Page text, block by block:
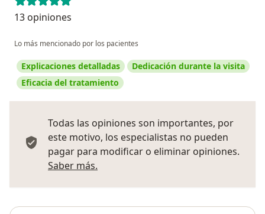
13 opiniones
Lo más mencionado por los pacientes
Explicaciones detalladas
Dedicación durante la visita
Eficacia del tratamiento
Todas las opiniones son importantes, por
este motivo, los especialistas no pueden
pagar para modificar o eliminar opiniones.
Saber más.